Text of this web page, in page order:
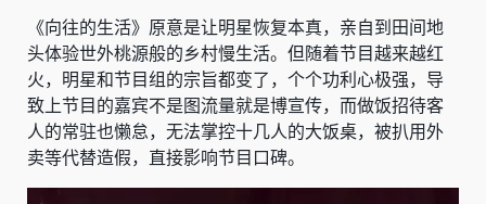
《向往的生活》原意是让明星恢复本真，亲自到田间地
头体验世外桃源般的乡村慢生活。但随着节目越来越红
火，明星和节目组的宗旨都变了，个个功利心极强，导
致上节目的嘉宾不是图流量就是博宣传，而做饭招待客
人的常驻也懒怠，无法掌控十几人的大饭桌，被扒用外
卖等代替造假，直接影响节目口碑。